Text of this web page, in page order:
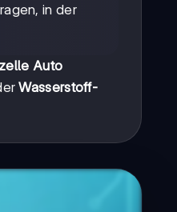
in der
Auto
Wasserstoff-